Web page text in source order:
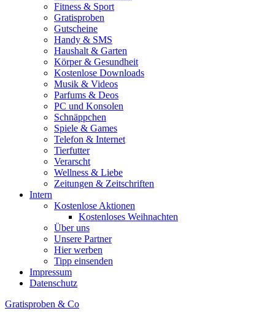
Fitness & Sport
Gratisproben
Gutscheine
Handy & SMS
Haushalt & Garten
Körper & Gesundheit
Kostenlose Downloads
Musik & Videos
Parfums & Deos
PC und Konsolen
Schnäppchen
Spiele & Games
Telefon & Internet
Tierfutter
Verarscht
Wellness & Liebe
Zeitungen & Zeitschriften
Intern
Kostenlose Aktionen
Kostenloses Weihnachten
Über uns
Unsere Partner
Hier werben
Tipp einsenden
Impressum
Datenschutz
Gratisproben & Co